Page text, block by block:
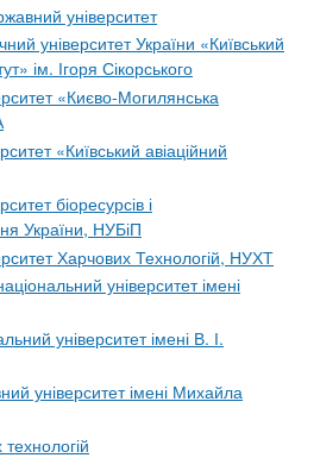
університет
університет України «Київський
ім. Ігоря Сікорського
«Києво-Могилянська
«Київський авіаційний
біоресурсів і
України, НУБіП
Харчових Технологій, НУХТ
університет імені
університет імені В. І.
університет імені Михайла
технологій